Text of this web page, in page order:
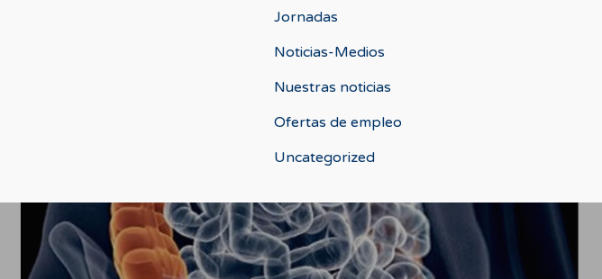
Jornadas
Noticias-Medios
Nuestras noticias
Ofertas de empleo
Uncategorized